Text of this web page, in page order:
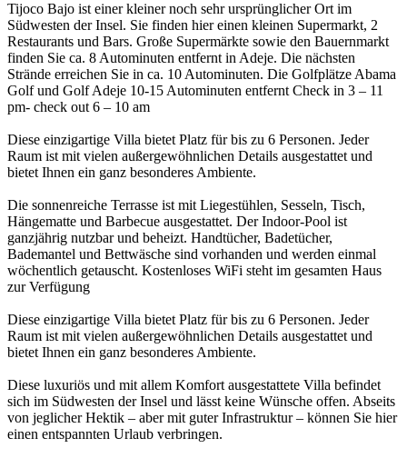
Tijoco Bajo ist einer kleiner noch sehr ursprünglicher Ort im
Südwesten der Insel. Sie finden hier einen kleinen Supermarkt, 2
Restaurants und Bars. Große Supermärkte sowie den Bauernmarkt
finden Sie ca. 8 Autominuten entfernt in Adeje. Die nächsten
Strände erreichen Sie in ca. 10 Autominuten. Die Golfplätze Abama
Golf und Golf Adeje 10-15 Autominuten entfernt Check in 3 – 11
pm- check out 6 – 10 am
Diese einzigartige Villa bietet Platz für bis zu 6 Personen. Jeder
Raum ist mit vielen außergewöhnlichen Details ausgestattet und
bietet Ihnen ein ganz besonderes Ambiente.
Die sonnenreiche Terrasse ist mit Liegestühlen, Sesseln, Tisch,
Hängematte und Barbecue ausgestattet. Der Indoor-Pool ist
ganzjährig nutzbar und beheizt. Handtücher, Badetücher,
Bademantel und Bettwäsche sind vorhanden und werden einmal
wöchentlich getauscht. Kostenloses WiFi steht im gesamten Haus
zur Verfügung
Diese einzigartige Villa bietet Platz für bis zu 6 Personen. Jeder
Raum ist mit vielen außergewöhnlichen Details ausgestattet und
bietet Ihnen ein ganz besonderes Ambiente.
Diese luxuriös und mit allem Komfort ausgestattete Villa befindet
sich im Südwesten der Insel und lässt keine Wünsche offen. Abseits
von jeglicher Hektik – aber mit guter Infrastruktur – können Sie hier
einen entspannten Urlaub verbringen.